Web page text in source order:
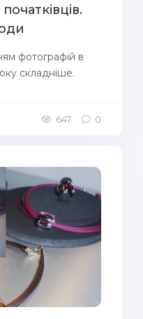
фотографій в
складніше.
647 0